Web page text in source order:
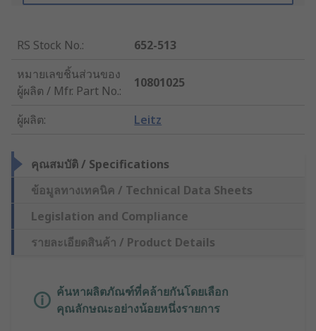
RS Stock No.:
652-513
หมายเลขชิ้นส่วนของ
ผู้ผลิต / Mfr. Part No.:
10801025
ผู้ผลิต: Leitz
คุณสมบัติ / Specifications
ข้อมูลทางเทคนิค / Technical Data Sheets
Legislation and Compliance
รายละเอียดสินค้า / Product Details
ค้นหาผลิตภัณฑ์ที่คล้ายกันโดยเลือก
คุณลักษณะอย่างน้อยหนึ่งรายการ